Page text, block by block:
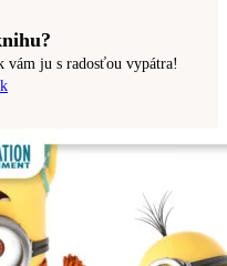
vám ju s radosťou vypátra!